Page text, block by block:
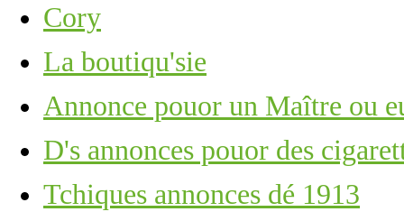
Cory
La boutiqu'sie
Annonce pouor un Maître ou
D's annonces pouor des
Tchiques annonces dé 1913